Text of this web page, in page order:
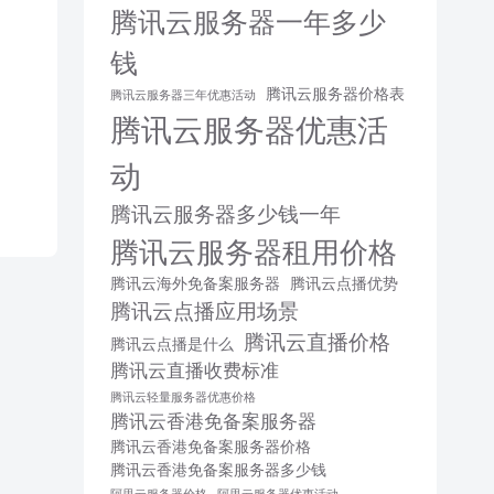
腾讯云服务器一年多少
钱
腾讯云服务器三年优惠活动 腾讯云服务器价格表
腾讯云服务器优惠活
动
腾讯云服务器多少钱一年
腾讯云服务器租用价格
腾讯云海外免备案服务器 腾讯云点播优势
腾讯云点播应用场景
腾讯云点播是什么 腾讯云直播价格
腾讯云直播收费标准
腾讯云轻量服务器优惠价格
腾讯云香港免备案服务器
腾讯云香港免备案服务器价格
腾讯云香港免备案服务器多少钱